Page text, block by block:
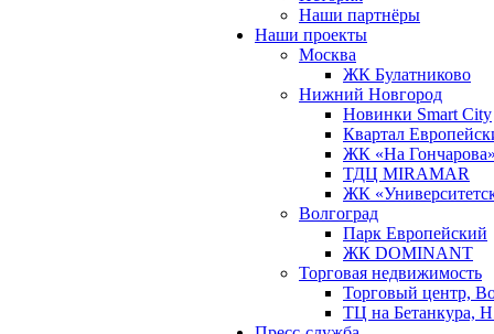
Наши партнёры
Наши проекты
Москва
ЖК Булатниково
Нижний Новгород
Новинки Smart City
Квартал
ЖК «На Гончарова»
ТДЦ MIRAMAR
ЖК
Волгоград
Парк Европейский
ЖК DOMINANT
Торговая недвижимость
Торговый центр,
ТЦ на Бетанкура,